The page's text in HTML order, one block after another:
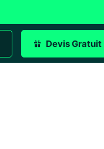
Devis Gratuit